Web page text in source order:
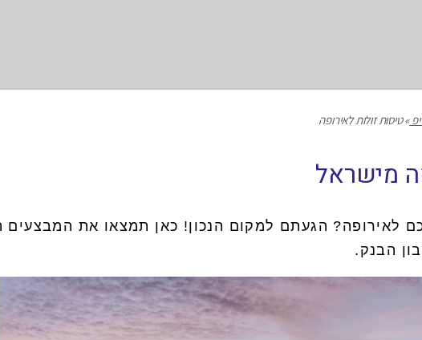
»טיסות זולות לאירופה
מישראל
לאירופה? הגעתם למקום הנכון! כאן תמצאו את המבצעים
הבנק.